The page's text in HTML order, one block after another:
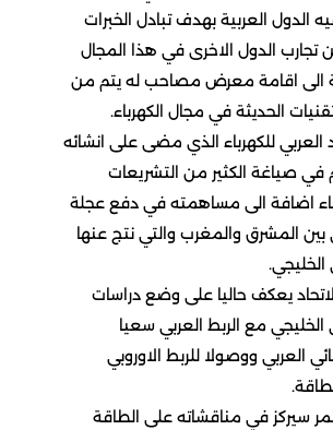
الدول العربية بهدف تبادل الخبرات
تجارب الدول الاخرى في هذا المجال
الى اقامة معرض مصاحب له يتم من
الحديثة في مجال الكهرباء.
العربي للكهرباء الذي مضى على انشائه
في صياغة الكثير من التشريعات
اضافة الى مساهمته في دفع عجلة
بين المشرق والمغرب والتي نتج عنها
الخليجي.
يعكف حاليا على وضع دراسات
الخليجي مع الربط العربي سعيا
العربي ووصولا للربط الاوروبي
سيركز في مناقشاته على الطاقة